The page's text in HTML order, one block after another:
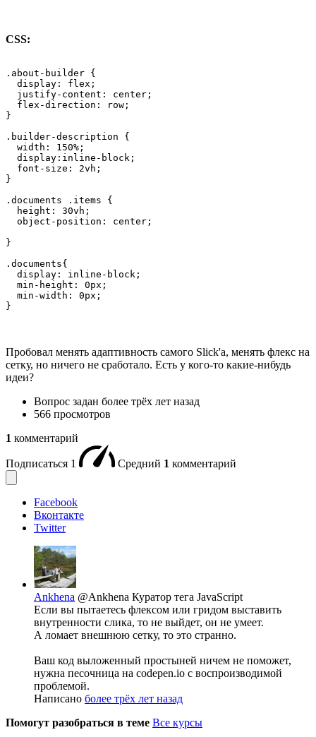
CSS:
.about-builder {
  display: flex;
  justify-content: center;
  flex-direction: row;
}
.builder-description {
  width: 150%;
  display:inline-block;
  font-size: 2vh;
}
.documents .items {
  height: 30vh;
  object-position: center;
}
.documents{
  display: inline-block;
  min-height: 0px;
  min-width: 0px;
}
Пробовал менять адаптивность самого Slick'a, менять флекс на
сетку, но ничего не сработало. Есть у кого-то какие-нибудь
идеи?
Вопрос задан более трёх лет назад
566 просмотров
1 комментарий
Подписаться 1 Средний 1 комментарий
Facebook
Вконтакте
Twitter
Ankhena @Ankhena Куратор тега JavaScript
Если вы пытаетесь флексом или гридом выставить
внутренности слика, то не выйдет, он не умеет.
А ломает внешнюю сетку, то это странно.
Ваш код выложенный простыней ничем не поможет,
нужна песочница на codepen.io с воспроизводимой
проблемой.
Написано более трёх лет назад
Помогут разобраться в теме Все курсы